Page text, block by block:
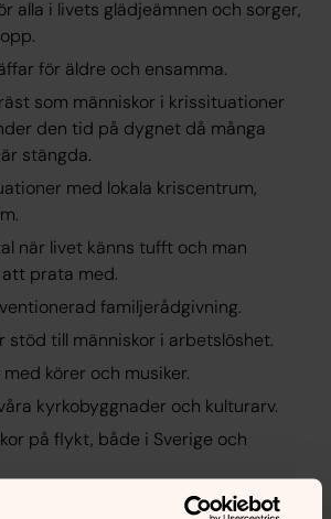
alla i livets glädjeämnen och sorger,
för äldre och ensamma.
som människor i krissituationer
den tid på dygnet då många
stängda.
med lokala kriscentrum,
när livet känns tufft och man
prata med.
familjerådgivning.
stöd till människor i arbetslöshet.
körer och musiker.
kyrkobyggnader och kulturarv.
på flykt, både i Sverige och